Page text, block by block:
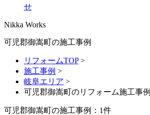
せ
Nikka Works
可児郡御嵩町の施工事例
リフォームTOP>
施工事例 >
岐阜エリア >
可児郡御嵩町のリフォーム施工事例
可児郡御嵩町の施工事例： 1件